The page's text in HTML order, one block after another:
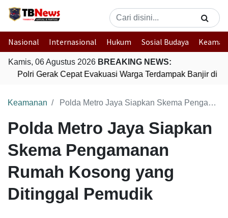
Nasional Internasional Hukum Sosial Budaya
Kamis, 06 Agustus 2026 BREAKING NEWS:
Polri Gerak Cepat Evakuasi Warga Terdampak Banjir di
Keamanan Polda Metro Jaya Siapkan Skema Pengamanan Rumah Kosong yang Ditinggal Pemudik
Polda Metro Jaya Siapkan
Skema Pengamanan
Rumah Kosong yang
Ditinggal Pemudik